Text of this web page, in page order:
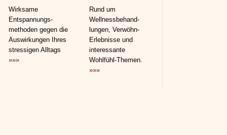
Wirksame
Entspannungs­
methoden gegen die
Auswirkungen Ihres
stressigen Alltags
»»»
Rund um
Wellnessbehand­
lungen, Verwöhn-
Erlebnisse und
interessante
Wohlfühl-Themen.
»»»